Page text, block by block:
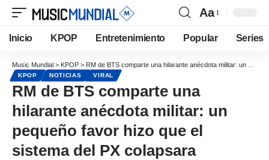
Aa
Inicio KPOP Entretenimiento Popular Series
Music Mundial > KPOP > RM de BTS comparte una hilarante anécdota militar: un pequeño favor hizo que el sistema del PX colapsara
KPOP NOTICIAS VIRAL
RM de BTS comparte una
hilarante anécdota militar: un
pequeño favor hizo que el
sistema del PX colapsara